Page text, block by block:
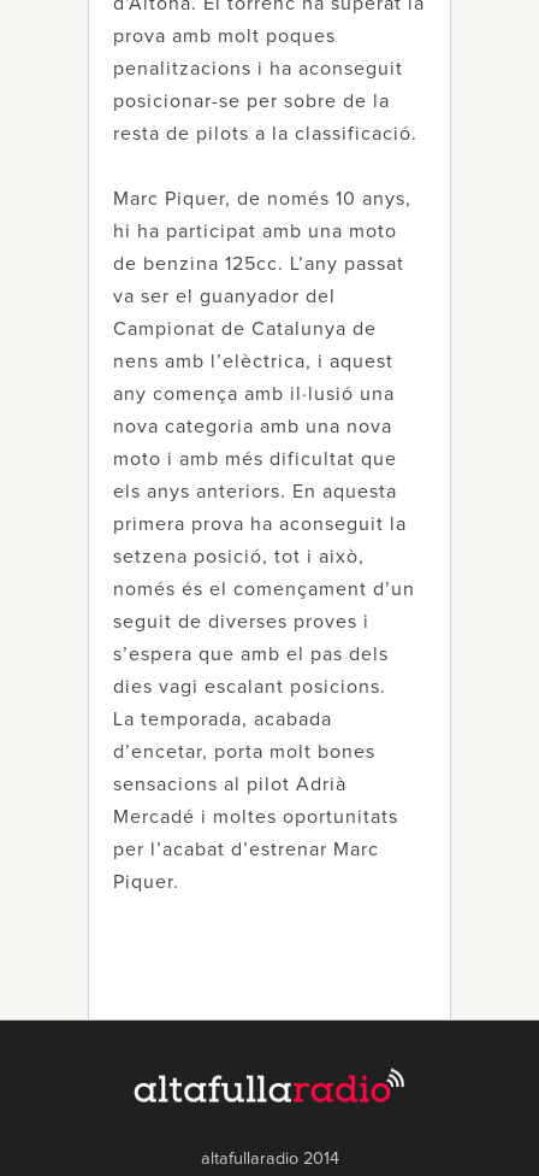
prova amb molt poques
penalitzacions i ha aconseguit
posicionar-se per sobre de la
resta de pilots a la classificació.
Marc Piquer, de només 10 anys,
hi ha participat amb una moto
de benzina 125cc. L’any passat
va ser el guanyador del
Campionat de Catalunya de
nens amb l’elèctrica, i aquest
any comença amb il·lusió una
nova categoria amb una nova
moto i amb més dificultat que
els anys anteriors. En aquesta
primera prova ha aconseguit la
setzena posició, tot i això,
només és el començament d’un
seguit de diverses proves i
s’espera que amb el pas dels
dies vagi escalant posicions.
La temporada, acabada
d’encetar, porta molt bones
sensacions al pilot Adrià
Mercadé i moltes oportunitats
per l’acabat d’estrenar Marc
Piquer.
altafullaradio 2014